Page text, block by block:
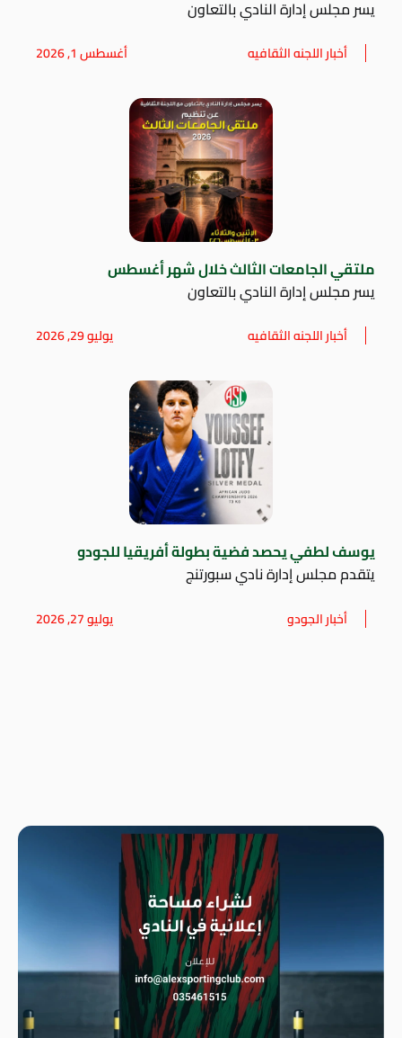
يسر مجلس إدارة النادي بالتعاون
أخبار اللجنه الثقافيه أغسطس 1, 2026
ملتقي الجامعات الثالث خلال شهر أغسطس
يسر مجلس إدارة النادي بالتعاون
أخبار اللجنه الثقافيه يوليو 29, 2026
يوسف لطفي يحصد فضية بطولة أفريقيا للجودو
يتقدم مجلس إدارة نادي سبورتنج
أخبار الجودو يوليو 27, 2026